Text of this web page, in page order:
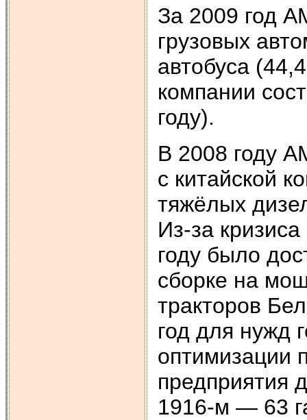
За 2009 год
грузовых
автобуса
компании
году).
В 2008 году
с китайской
тяжёлых
Из-за
году было
сборке на
тракторов
год для нужд
оптимизации
предприятия
1916-м — 63